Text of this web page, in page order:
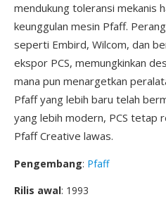
mendukung toleransi mekanis
keunggulan mesin Pfaff.
seperti Embird, Wilcom, dan
ekspor PCS, memungkinkan
mana pun menargetkan
Pfaff yang lebih baru telah
yang lebih modern, PCS tetap
Pfaff Creative lawas.
Pengembang: Pfaff
Rilis awal: 1993